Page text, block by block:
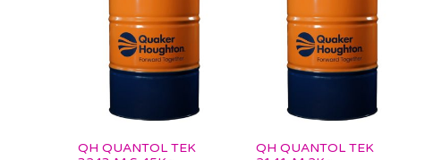
QH QUANTOL TEK
QH QUANTOL TEK